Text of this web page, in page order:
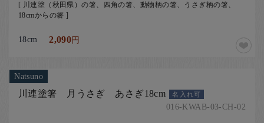
[ 川連塗（秋田県）の箸、四角の箸、動物柄の箸、うさぎ柄の箸、
18cmからの箸 ]
18cm 2,090円
Natsuno
川連塗箸 月うさぎ あさぎ18cm 名入れ可
016-KWAB-03-CH-02